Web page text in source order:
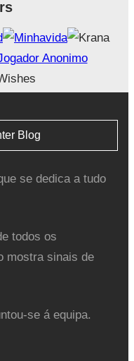
Blog
se dedica a tudo
todos os
mostra sinais de
se á equipa.